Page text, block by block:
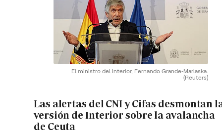
El ministro del Interior, Fernando Grande-Marlaska.
(Reuters)
Las alertas del CNI y Cifas desmontan
versión de Interior sobre la avalancha
de Ceuta